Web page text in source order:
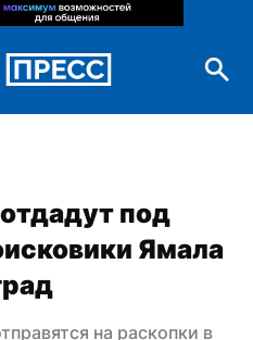
под
Ямала
на раскопки в